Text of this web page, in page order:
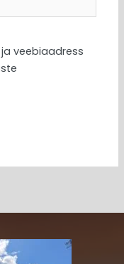
veebiaadress